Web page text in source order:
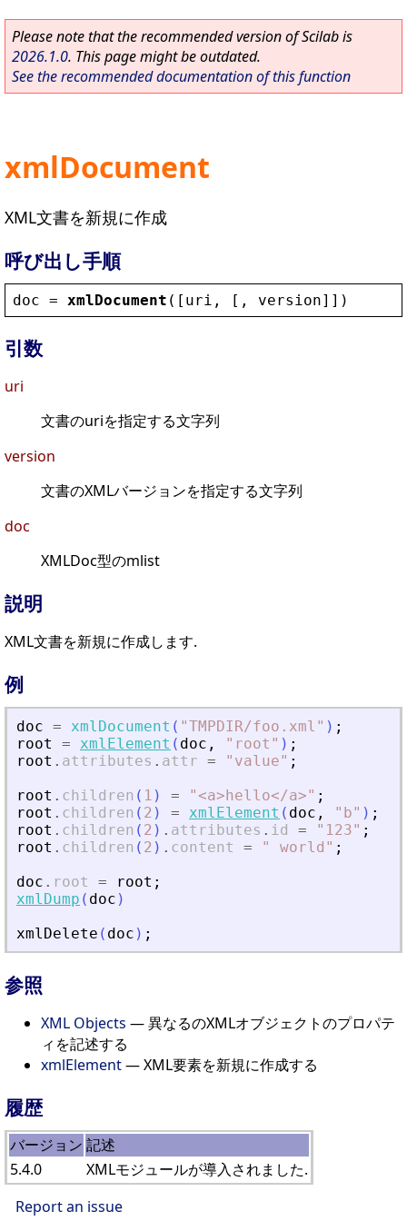
Please note that the recommended version of Scilab is
2026.1.0. This page might be outdated.
See the recommended documentation of this function
xmlDocument
XML文書を新規に作成
呼び出し手順
doc = xmlDocument ([ uri , [, version]])
引数
uri
文書のuriを指定する文字列
version
文書のXMLバージョンを指定する文字列
doc
XMLDoc型のmlist
説明
XML文書を新規に作成します.
例
doc = xmlDocument ( "TMPDIR/foo.xml " ) ;
root
= xmlElement ( doc , " root " ) ;
root . attributes . attr = " value" ;
root . children ( 1 ) = "<a>hello</a>" ;
root . children ( 2 ) = xmlElement ( doc , " b" ) ;
root . children ( 2 ) . attributes . id = " 123" ;
root . children ( 2 ) . content = " world " ;
doc . root = root ;
xmlDump ( doc )
xmlDelete ( doc ) ;
参照
XML Objects — 異なるのXMLオブジェクトのプロパテ
ィを記述する
xmlElement— XML要素を新規に作成する
履歴
バージョン 記述
5.4.0
XMLモジュールが導入されました.
Report an issue